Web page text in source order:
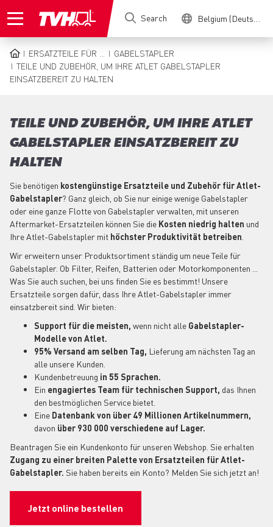
to
Search Belgium (Deutsch)
BREADCRUMB
ERSATZTEILE FÜR ...
GABELSTAPLER
TEILE UND ZUBEHÖR, UM IHRE ATLET GABELSTAPLER
EINSATZBEREIT ZU HALTEN
TEILE UND ZUBEHÖR, UM IHRE ATLET
GABELSTAPLER EINSATZBEREIT ZU
HALTEN
Sie benötigen kostengünstige Ersatzteile und Zubehör für Atlet-
Gabelstapler? Ganz gleich, ob Sie nur einige wenige Gabelstapler
oder eine ganze Flotte von Gabelstapler verwalten, mit unseren
Aftermarket-Ersatzteilen können Sie die Kosten niedrig halten und
Ihre Atlet-Gabelstapler mit höchster Produktivität betreiben
Wir erweitern unser Produktsortiment ständig um neue Teile für
Gabelstapler. Ob Filter, Reifen, Batterien oder Motorkomponenten ...
Was Sie auch suchen, bei uns finden Sie es bestimmt! Unsere
Ersatzteile sorgen dafür, dass Ihre Atlet-Gabelstapler immer
einsatzbereit sind. Wir bieten:
Support für die meisten, wenn nicht alle Gabelstapler-
Modelle von Atlet.
95% Versand am selben Tag, Lieferung am nächsten Tag an
alle unsere Kunden.
Kundenbetreuung in 55 Sprachen.
Ein engagiertes Team für technischen Support, das Ihnen
den bestmöglichen Service bietet.
Eine Datenbank von über 49 Millionen Artikelnummern,
davon über 930 000 verschiedene auf Lager.
Beantragen Sie ein Kundenkonto für unseren Webshop. Sie erhalten
Zugang zu einer breiten Palette von Ersatzteilen für Atlet-
Gabelstapler. Sie haben bereits ein Konto? Melden Sie sich jetzt an!
Jetzt online bestellen